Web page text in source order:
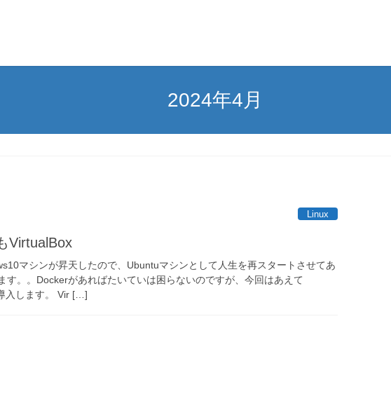
2024年4月
Linux
VirtualBox
マシンが昇天したので、Ubuntuマシンとして人生を再スタートさせてあ
す。。Dockerがあればたいていは困らないのですが、今回はあえて
入します。 Vir […]